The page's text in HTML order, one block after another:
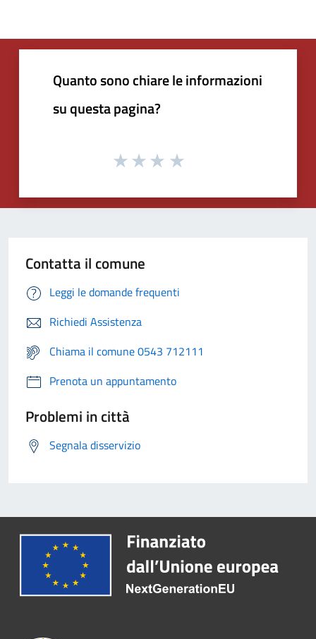
Quanto sono chiare le informazioni
su questa pagina?
Contatta il comune
Leggi le domande frequenti
Richiedi Assistenza
Chiama il comune 0543 712111
Prenota un appuntamento
Problemi in città
Segnala disservizio